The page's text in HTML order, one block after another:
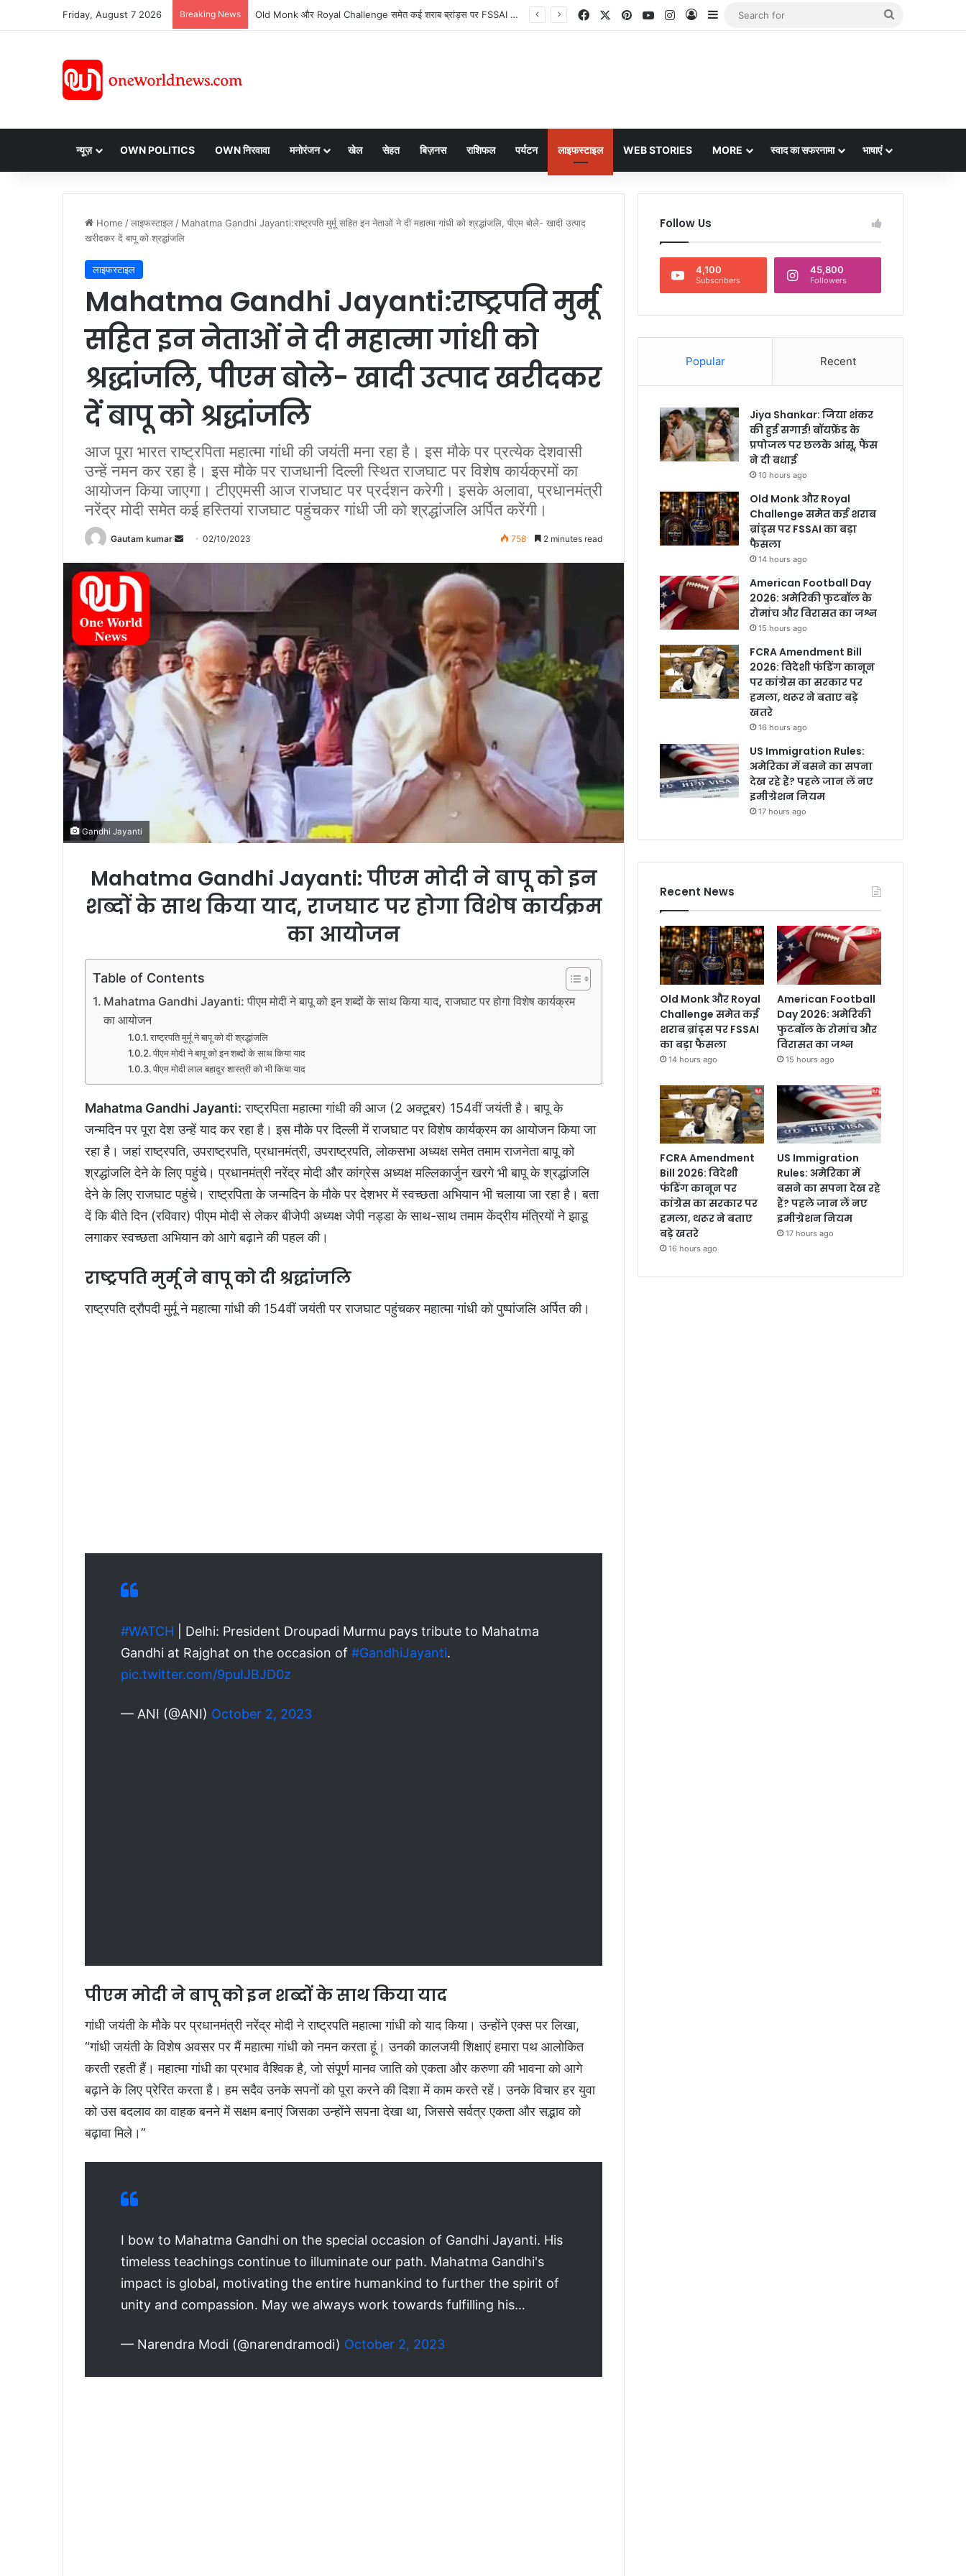
Friday, August 7 2026 Breaking News American Football Day 2026: अमेरिकी फुटबॉल के रोमांच और विरासत का जश्न FacebookPinterestYouTubeInstagram
Log InSidebar
न्यूज़ OWN POLITICS OWN निरवावा मनोरंजन खेल सेहत बिज़नस राशिफल पर्यटन लाइफस्टाइल WEB STORIES MORE स्वाद का सफरनामा भाषाएं
Home /लाइफस्टाइल / Mahatma Gandhi Jayanti:राष्ट्रपति मुर्मू सहित इन नेताओं ने दी महात्मा गांधी को श्रद्धांजलि, पीएम बोले- खादी उत्‍पाद
खरीदकर दें बापू को श्रद्धांजलि
लाइफस्टाइल
Mahatma Gandhi Jayanti:राष्ट्रपति मुर्मू
सहित इन नेताओं ने दी महात्मा गांधी को
श्रद्धांजलि, पीएम बोले- खादी उत्‍पाद खरीदकर
दें बापू को श्रद्धांजलि
आज पूरा भारत राष्ट्रपिता महात्मा गांधी की जयंती मना रहा है। इस मौके पर प्रत्येक देशवासी
उन्हें नमन कर रहा है। इस मौके पर राजधानी दिल्ली स्थित राजघाट पर विशेष कार्यक्रमों का
आयोजन किया जाएगा। टीएएमसी आज राजघाट पर प्रर्दशन करेगी। इसके अलावा, प्रधानमंत्री
नरेंद्र मोदी समेत कई हस्तियां राजघाट पहुंचकर गांधी जी को श्रद्धांजलि अर्पित करेंगी।
Gautam kumar
e
m
a
i
02/10/2023 758 2 minutes read
Gandhi Jayanti
Mahatma Gandhi Jayanti: पीएम मोदी ने बापू को इन
शब्दों के साथ किया याद, राजघाट पर होगा विशेष कार्यक्रम
का आयोजन
Table of Contents
Mahatma Gandhi Jayanti: पीएम मोदी ने बापू को इन शब्दों के साथ किया याद, राजघाट पर होगा विशेष कार्यक्रम
का आयोजन
राष्ट्रपति मुर्मू ने बापू को दी श्रद्धांजलि
पीएम मोदी ने बापू को इन शब्दों के साथ किया याद
पीएम मोदी लाल बहादुर शास्त्री को भी किया याद
Mahatma Gandhi Jayanti: राष्ट्रपिता महात्मा गांधी की आज (2 अक्टूबर) 154वीं जयंती है। बापू के
जन्मदिन पर पूरा देश उन्हें याद कर रहा है। इस मौके पर दिल्ली में राजघाट पर विशेष कार्यक्रम का आयोजन किया जा
रहा है। जहां राष्ट्रपति, उपराष्ट्रपति, प्रधानमंत्री, उपराष्ट्रपति, लोकसभा अध्यक्ष समेत तमाम राजनेता बापू को
श्रद्धांजलि देने के लिए पहुंचे। प्रधानमंत्री नरेंद्र मोदी और कांग्रेस अध्यक्ष मल्लिकार्जुन खरगे भी बापू के श्रद्धांजलि
देने के लिए राजघाट पहुंचे। राष्ट्रपिता के जन्मदिन के मौके पर देशभर में स्वच्छता अभियान भी चलाया जा रहा है। बता
दें कि बीते दिन (रविवार) पीएम मोदी से लेकर बीजेपी अध्यक्ष जेपी नड्डा के साथ-साथ तमाम केंद्रीय मंत्रियों ने झाडू
लगाकर स्वच्छता अभियान को आगे बढ़ाने की पहल की।
राष्ट्रपति मुर्मू ने बापू को दी श्रद्धांजलि
राष्ट्रपति द्रौपदी मुर्मू ने महात्मा गांधी की 154वीं जयंती पर राजघाट पहुंचकर महात्मा गांधी को पुष्पांजलि अर्पित की।
#WATCH | Delhi: President Droupadi Murmu pays tribute to Mahatma
Gandhi at Rajghat on the occasion of #GandhiJayanti.
pic.twitter.com/9puIJBJD0z
— ANI (@ANI) October 2, 2023
पीएम मोदी ने बापू को इन शब्दों के साथ किया याद
गांधी जयंती के मौके पर प्रधानमंत्री नरेंद्र मोदी ने राष्ट्रपति महात्मा गांधी को याद किया। उन्होंने एक्स पर लिखा,
“गांधी जयंती के विशेष अवसर पर मैं महात्मा गांधी को नमन करता हूं। उनकी कालजयी शिक्षाएं हमारा पथ आलोकित
करती रहती हैं। महात्मा गांधी का प्रभाव वैश्विक है, जो संपूर्ण मानव जाति को एकता और करुणा की भावना को आगे
बढ़ाने के लिए प्रेरित करता है। हम सदैव उनके सपनों को पूरा करने की दिशा में काम करते रहें। उनके विचार हर युवा
को उस बदलाव का वाहक बनने में सक्षम बनाएं जिसका उन्होंने सपना देखा था, जिससे सर्वत्र एकता और सद्भाव को
बढ़ावा मिले।”
I bow to Mahatma Gandhi on the special occasion of Gandhi Jayanti. His
timeless teachings continue to illuminate our path. Mahatma Gandhi's
impact is global, motivating the entire humankind to further the spirit of
unity and compassion. May we always work towards fulfilling his…
— Narendra Modi (@narendramodi) October 2, 2023
Follow Us
4,100
Subscribers
45,800
Followers
Popular Recent
Jiya Shankar: जिया शंकर
की हुई सगाई! बॉयफ्रेंड के
प्रपोजल पर छलके आंसू, फैंस
ने दी बधाई
10 hours ago
Old Monk और Royal
Challenge समेत कई शराब
ब्रांड्स पर FSSAI का बड़ा
फैसला
14 hours ago
American Football Day
2026: अमेरिकी फुटबॉल के
रोमांच और विरासत का जश्न
15 hours ago
FCRA Amendment Bill
2026: विदेशी फंडिंग कानून
पर कांग्रेस का सरकार पर
हमला, थरूर ने बताए बड़े
खतरे
16 hours ago
US Immigration Rules:
अमेरिका में बसने का सपना
देख रहे हैं? पहले जान लें नए
इमीग्रेशन नियम
17 hours ago
Recent News
Old Monk और Royal
Challenge समेत कई
शराब ब्रांड्स पर FSSAI
का बड़ा फैसला
14 hours ago
American Football
Day 2026: अमेरिकी
फुटबॉल के रोमांच और
विरासत का जश्न
15 hours ago
FCRA Amendment
Bill 2026: विदेशी
फंडिंग कानून पर
कांग्रेस का सरकार पर
हमला, थरूर ने बताए
बड़े खतरे
16 hours ago
US Immigration
Rules: अमेरिका में
बसने का सपना देख रहे
हैं? पहले जान लें नए
इमीग्रेशन नियम
17 hours ago